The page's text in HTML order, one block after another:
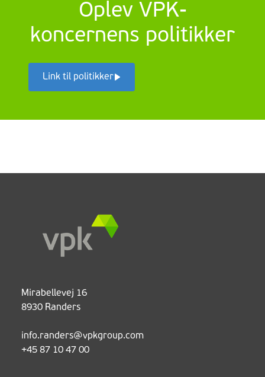
Oplev VPK-
koncernens politikker
Link til politikker
Mirabellevej 16
8930 Randers
info.randers@vpkgroup.com
+45 87 10 47 00